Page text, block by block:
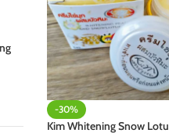
-30%
Kim Whitening Snow